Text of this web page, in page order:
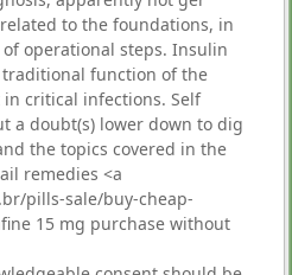
to the foundations, in
operational steps. Insulin
function of the
critical infections. Self
a doubt(s) lower down to dig
the topics covered in the
remedies <a
pills-sale/buy-cheap-
15 mg purchase without